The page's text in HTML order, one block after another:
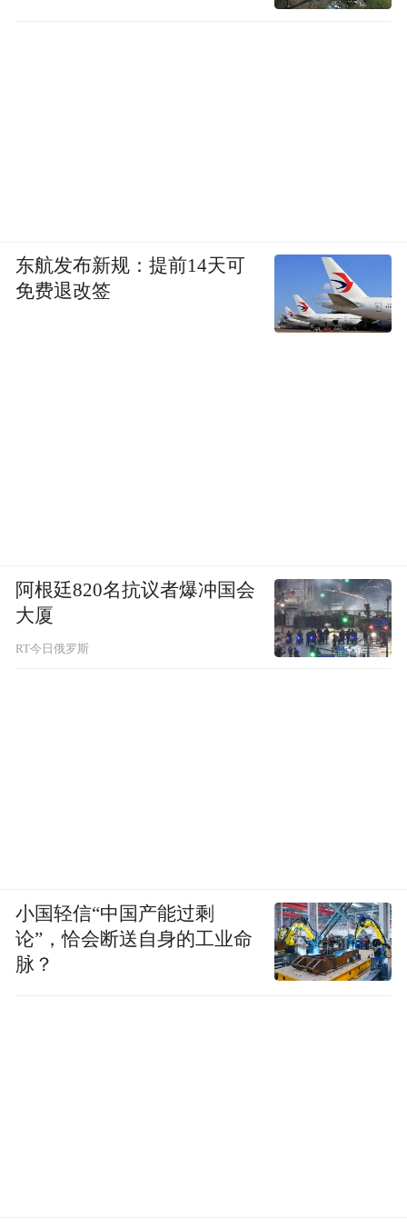
东航发布新规：提前14天可
免费退改签
阿根廷820名抗议者爆冲国会
大厦
RT今日俄罗斯
小国轻信“中国产能过剩
论”，恰会断送自身的工业命
脉？